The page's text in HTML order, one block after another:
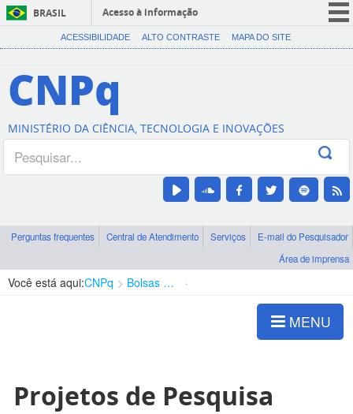
BRASIL
Acesso à informação
CORONAVÍRUS (COVID-19)
Canais
ACESSIBILIDADE ALTO CONTRASTE MAPA DO SITE
CNPq
MINISTÉRIO DA CIÊNCIA, TECNOLOGIA E INOVAÇÕES
Perguntas frequentes Central de Atendimento Serviços
E-mail do Pesquisador
Área de imprensa
Você está aqui:CNPq Bolsas e Auxílios Vigentes
MENU
Projetos de Pesquisa